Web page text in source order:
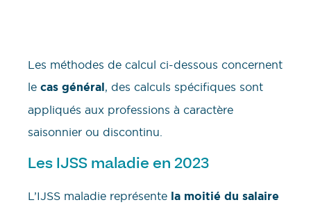
Les méthodes de calcul ci-dessous concernent
le cas général, des calculs spécifiques sont
appliqués aux professions à caractère
saisonnier ou discontinu.
Les IJSS maladie en 2023
L’IJSS maladie représente la moitié du salaire